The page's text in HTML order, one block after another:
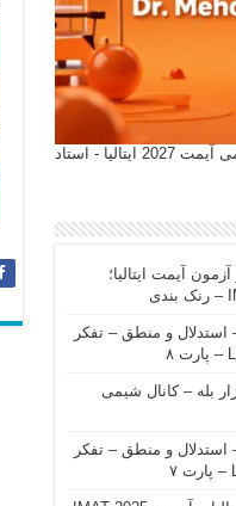
ثبت نام دوره جامع آنلاین شیمی آیمت 2027 ایتالیا - استاد
آیمت ایتالیا؛
استدلال و منطق – تفکر
بله – کانال شیمی
استدلال و منطق – تفکر